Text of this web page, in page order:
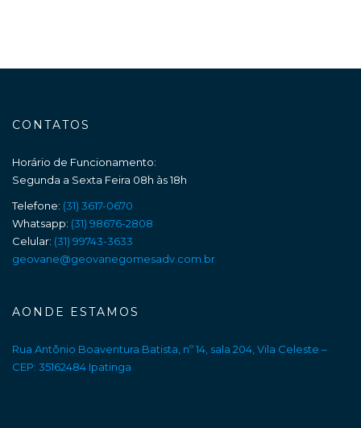
CONTATOS
Horário de Funcionamento:
Segunda a Sexta Feira 08h às 18h
Telefone: (31) 3617-0670
Whatsapp: (31) 98676-2808
Celular: (31) 99743-3633
geovane@geovanegomesadv.com.br
AONDE ESTAMOS
Rua Antônio Boaventura Batista, nº 14, sala 204, Vila Celeste –
CEP: 35162484 Ipatinga